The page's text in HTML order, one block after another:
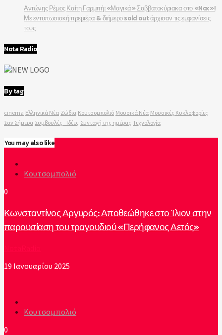
Αντώνης Ρέμος Καίτη Γαρμπή: «Μαγικά» Σαββατοκύριακα στο «Nox»!
Με εντυπωσιακή πρεμιέρα & διήμερο sold out άρχισαν τις εμφανίσεις
τους
Nota Radio
By tag
cinema Ελληνικά Νέα Ζώδια Κουτσομπολιό Μουσικά Νέα Μουσικές Κυκλοφορίες
Σαν Σήμερα Συμβουλές - Ιδέες Συνταγή της ημέρας Τεχνολογία
You may also like
Κουτσομπολιό
0
Κωνσταντίνος Αργυρός: Αποθεώθηκε στο Ίλιον στην
παρουσίαση του τραγουδιού «Περήφανος Αετός»
19 Ιανουαρίου 2025
Κουτσομπολιό
0